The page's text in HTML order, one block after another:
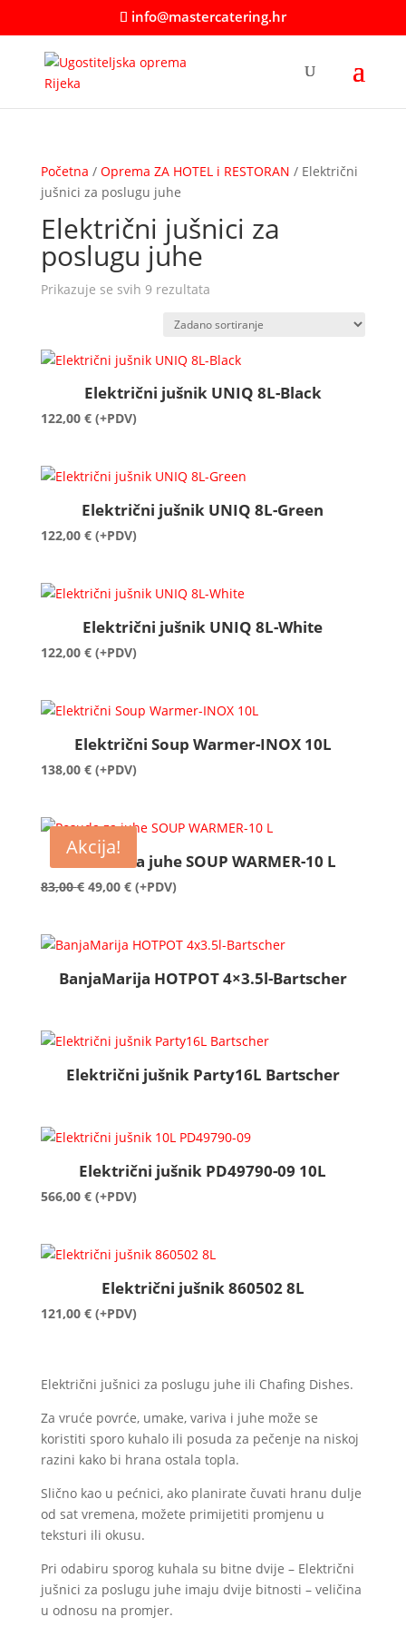
info@mastercatering.hr
Početna / Oprema ZA HOTEL i RESTORAN / Električni
jušnici za poslugu juhe
Električni jušnici za
poslugu juhe
Prikazuje se svih 9 rezultata
Električni jušnik UNIQ 8L-Black
122,00 € (+PDV)
Električni jušnik UNIQ 8L-Green
122,00 € (+PDV)
Električni jušnik UNIQ 8L-White
122,00 € (+PDV)
Električni Soup Warmer-INOX 10L
138,00 € (+PDV)
Akcija!
Posuda za juhe SOUP WARMER-10 L
83,00€ Izvorna
je:
83,00 €.
49,00 €Trenutna
49,00 €.
(+PDV)
BanjaMarija HOTPOT 4×3.5l-Bartscher
Električni jušnik Party16L Bartscher
Električni jušnik PD49790-09 10L
566,00 € (+PDV)
Električni jušnik 860502 8L
121,00 € (+PDV)
Električni jušnici za poslugu juhe ili Chafing Dishes.
Za vruće povrće, umake, variva i juhe može se
koristiti sporo kuhalo ili posuda za pečenje na niskoj
razini kako bi hrana ostala topla.
Slično kao u pećnici, ako planirate čuvati hranu dulje
od sat vremena, možete primijetiti promjenu u
teksturi ili okusu.
Pri odabiru sporog kuhala su bitne dvije – Električni
jušnici za poslugu juhe imaju dvije bitnosti – veličina
u odnosu na promjer.